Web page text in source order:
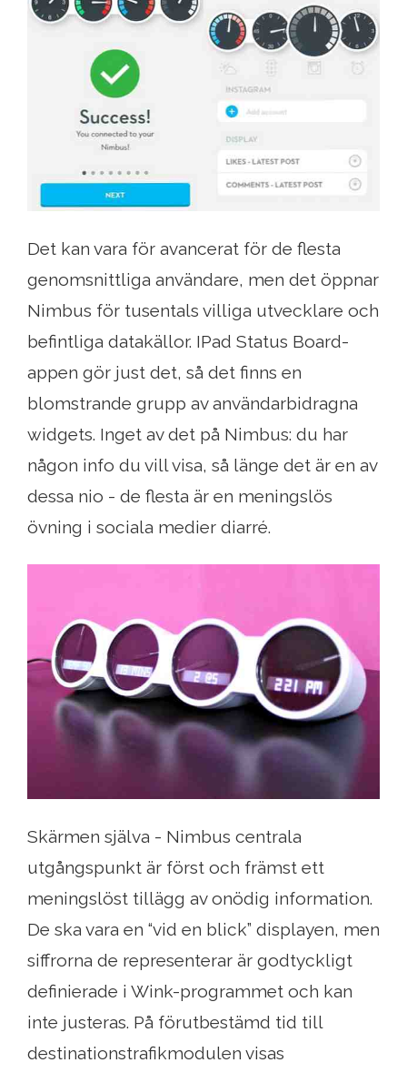
Det kan vara för avancerat för de flesta
genomsnittliga användare, men det öppnar
Nimbus för tusentals villiga utvecklare och
befintliga datakällor. IPad Status Board-
appen gör just det, så det finns en
blomstrande grupp av användarbidragna
widgets. Inget av det på Nimbus: du har
någon info du vill visa, så länge det är en av
dessa nio - de flesta är en meningslös
övning i sociala medier diarré.
Skärmen själva - Nimbus centrala
utgångspunkt är först och främst ett
meningslöst tillägg av onödig information.
De ska vara en “vid en blick” displayen, men
siffrorna de representerar är godtyckligt
definierade i Wink-programmet och kan
inte justeras. På förutbestämd tid till
destinationstrafikmodulen visas